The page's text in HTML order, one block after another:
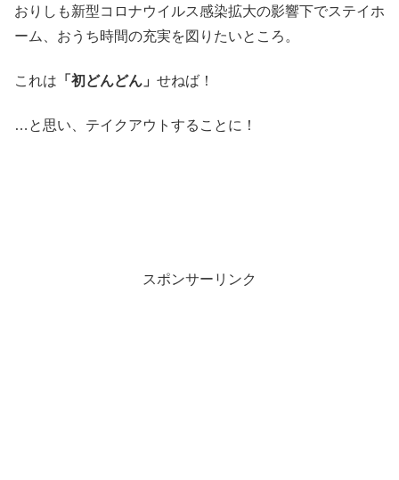
おりしも新型コロナウイルス感染拡大の影響下でステイホ
ーム、おうち時間の充実を図りたいところ。
これは 「初どんどん」 せねば！
…と思い、テイクアウトすることに！
スポンサーリンク